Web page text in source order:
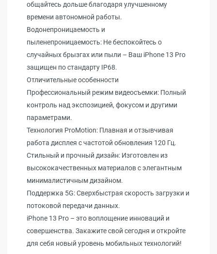
общайтесь дольше благодаря улучшенному
времени автономной работы.
Водонепроницаемость и
пыленепроницаемость: Не беспокойтесь о
случайных брызгах или пыли – Ваш iPhone 13 Pro
защищен по стандарту IP68.
Отличительные особенности
Профессиональный режим видеосъемки: Полный
контроль над экспозицией, фокусом и другими
параметрами.
Технология ProMotion: Плавная и отзывчивая
работа дисплея с частотой обновления 120 Гц.
Стильный и прочный дизайн: Изготовлен из
высококачественных материалов с элегантным
минималистичным дизайном.
Поддержка 5G: Сверхбыстрая скорость загрузки и
потоковой передачи данных.
iPhone 13 Pro – это воплощение инноваций и
совершенства. Закажите свой сегодня и откройте
для себя новый уровень мобильных технологий!